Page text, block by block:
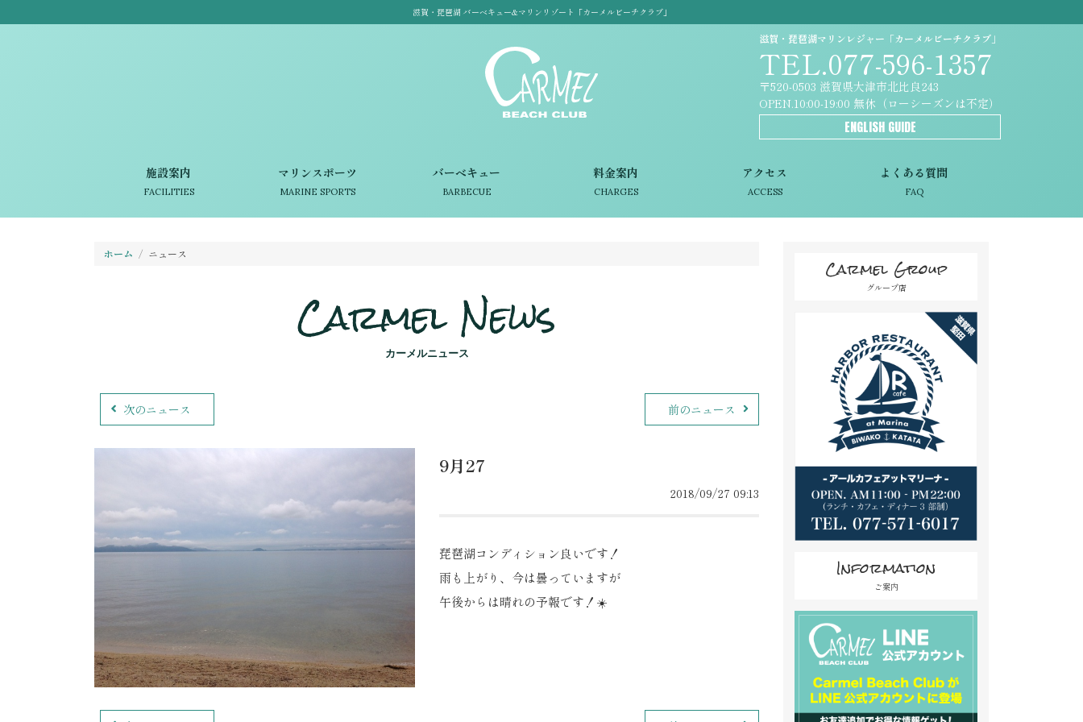
滋賀・琵琶湖 バーベキュー&マリンリゾート「カーメルビーチクラブ」
施設案内
FACILITIES
マリンスポーツ
MARINE SPORTS
バーベキュー
BARBECUE
料金案内
CHARGES
アクセス
ACCESS
よくある質問
FAQ
滋賀・琵琶湖マリンレジャー「カーメルビーチクラブ」
TEL.077-596-1357
〒520-0503 滋賀県大津市北比良243
OPEN.10:00-19:00 無休（ローシーズンは不定）
ENGLISH GUIDE
ホーム ニュース
Carmel News
カーメルニュース
次のニュース 前のニュース
9月27
2018/09/27 09:13
琵琶湖コンディション良いです！
雨も上がり、今は曇っていますが
午後からは晴れの予報です！☀️
Carmel Group
グループ店
Information
ご案内